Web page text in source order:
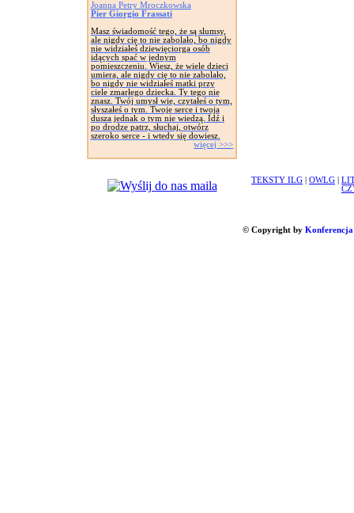
Joanna Petry Mroczkowska
Pier Giorgio Frassati
Masz świadomość tego, że są slumsy,
ale nigdy cię to nie zabolało, bo nigdy
nie widziałeś dziewięciorga osób
idących spać w jednym
pomieszczeniu. Wiesz, że wiele dzieci
umiera, ale nigdy cię to nie zabolało,
bo nigdy nie widziałeś matki przy
ciele zmarłego dziecka. Ty tego nie
znasz. Twój umysł wie, czytałeś o tym,
słyszałeś o tym. Twoje serce i twoja
dusza jednak o tym nie wiedzą. Idź i
po drodze patrz, słuchaj, otwórz
szeroko serce - i wtedy się dowiesz.
więcej >>>
TEKSTY ILG OWLG
© Copyright by Konferencja